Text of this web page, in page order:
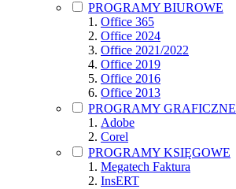
PROGRAMY BIUROWE
Office 365
Office 2024
Office 2021/2022
Office 2019
Office 2016
Office 2013
PROGRAMY GRAFICZNE
Adobe
Corel
PROGRAMY KSIĘGOWE
Megatech Faktura
InsERT